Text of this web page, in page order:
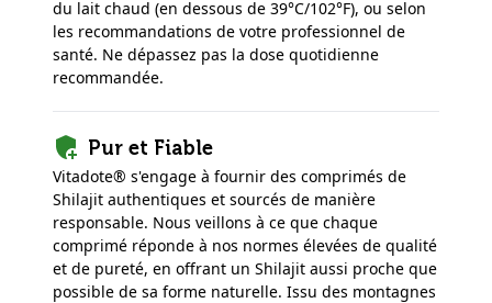
du lait chaud (en dessous de 39°C/102°F), ou selon
les recommandations de votre professionnel de
santé. Ne dépassez pas la dose quotidienne
recommandée.
Pur et Fiable
Vitadote® s'engage à fournir des comprimés de
Shilajit authentiques et sourcés de manière
responsable. Nous veillons à ce que chaque
comprimé réponde à nos normes élevées de qualité
et de pureté, en offrant un Shilajit aussi proche que
possible de sa forme naturelle. Issu des montagnes